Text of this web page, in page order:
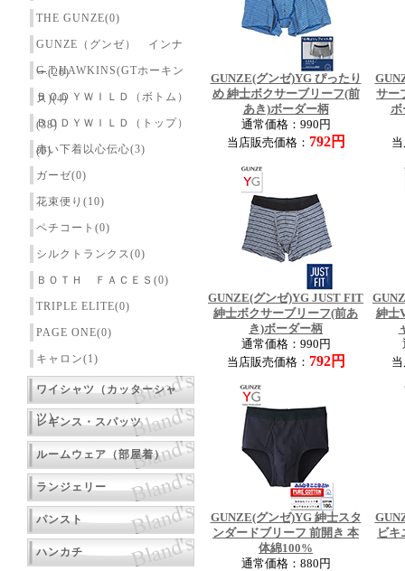
THE GUNZE(0)
GUNZE（グンゼ） インナ
ー(26)
G.T.HAWKINS(GTホーキン
ス)(4)
ＢＯＤＹＷＩＬＤ（ボトム）
(38)
ＢＯＤＹＷＩＬＤ（トップ）
(0)
赤い下着以心伝心(3)
ガーゼ(0)
花束便り(10)
ペチコート(0)
シルクトランクス(0)
ＢＯＴＨ ＦＡＣＥＳ(0)
TRIPLE ELITE(0)
PAGE ONE(0)
キャロン(1)
ワイシャツ（カッターシャ
ツ）
レギンス・スパッツ
ルームウェア（部屋着）
ランジェリー
パンスト
ハンカチ
GUNZE(グンゼ)YG ぴったり
め 紳士ボクサーブリーフ(前
あき)ボーダー柄
通常価格：990円
当店販売価格： 792円
サー
ボ
GUNZE(グンゼ)YG JUST FIT
紳士ボクサーブリーフ(前あ
き)ボーダー柄
通常価格：990円
当店販売価格： 792円
紳士
GUNZE(グンゼ)YG 紳士スタ
ンダードブリーフ 前開き 本
体綿100%
通常価格：880円
ビ